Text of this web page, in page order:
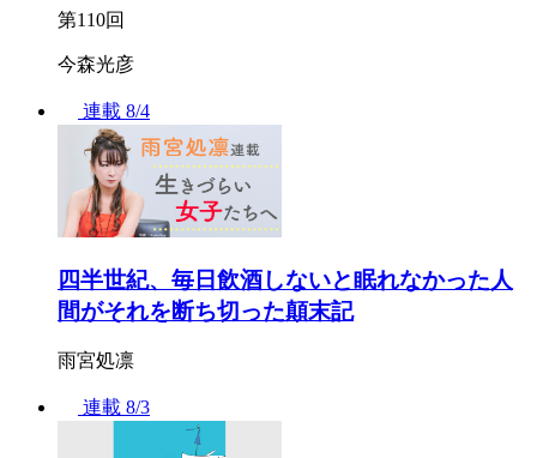
第110回
今森光彦
連載 8/4
四半世紀、毎日飲酒しないと眠れなかった人
間がそれを断ち切った顛末記
雨宮処凛
連載 8/3